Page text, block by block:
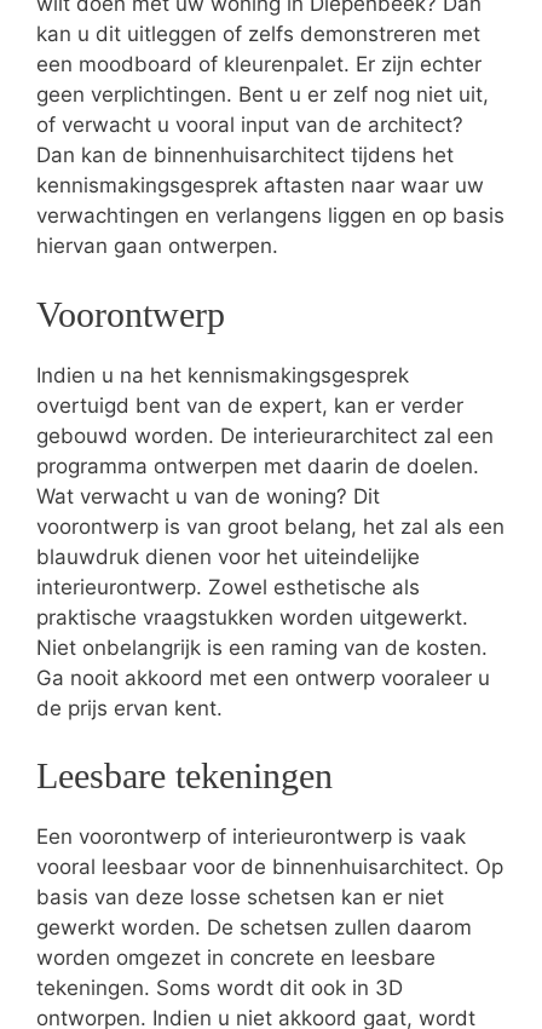
kan u dit uitleggen of zelfs demonstreren met
een moodboard of kleurenpalet. Er zijn echter
geen verplichtingen. Bent u er zelf nog niet uit,
of verwacht u vooral input van de architect?
Dan kan de binnenhuisarchitect tijdens het
kennismakingsgesprek aftasten naar waar uw
verwachtingen en verlangens liggen en op basis
hiervan gaan ontwerpen.
Voorontwerp
Indien u na het kennismakingsgesprek
overtuigd bent van de expert, kan er verder
gebouwd worden. De interieurarchitect zal een
programma ontwerpen met daarin de doelen.
Wat verwacht u van de woning? Dit
voorontwerp is van groot belang, het zal als een
blauwdruk dienen voor het uiteindelijke
interieurontwerp. Zowel esthetische als
praktische vraagstukken worden uitgewerkt.
Niet onbelangrijk is een raming van de kosten.
Ga nooit akkoord met een ontwerp vooraleer u
de prijs ervan kent.
Leesbare tekeningen
Een voorontwerp of interieurontwerp is vaak
vooral leesbaar voor de binnenhuisarchitect. Op
basis van deze losse schetsen kan er niet
gewerkt worden. De schetsen zullen daarom
worden omgezet in concrete en leesbare
tekeningen. Soms wordt dit ook in 3D
ontworpen. Indien u niet akkoord gaat, wordt